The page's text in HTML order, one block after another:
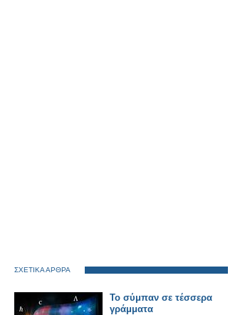
ΣΧΕΤΙΚΑ ΑΡΘΡΑ
Το σύμπαν σε τέσσερα
γράμματα